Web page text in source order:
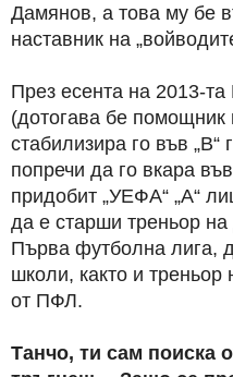
Дамянов, а това му бе
наставник на
През есента на 2013-
(дотогава бе
стабилизира го във
попречи да го вкара
придобит „УЕФА“ „А“
да е старши треньор
Първа футболна лига,
школи, както и
от ПФЛ.
Танчо, ти сам поиска